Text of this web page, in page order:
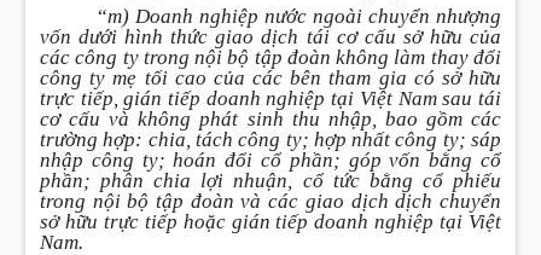
“m) Doanh nghiệp nước ngoài chuyển nhượng
vốn dưới hình thức giao dịch tái cơ cấu sở hữu của
các công ty trong nội bộ tập đoàn không làm thay đổi
công ty mẹ tối cao của các bên tham gia có sở hữu
trực tiếp, gián tiếp doanh nghiệp tại Việt Nam sau tái
cơ cấu và không phát sinh thu nhập, bao gồm các
trường hợp: chia, tách công ty; hợp nhất công ty; sáp
nhập công ty; hoán đổi cổ phần; góp vốn bằng cổ
phần; phân chia lợi nhuận, cổ tức bằng cổ phiếu
trong nội bộ tập đoàn và các giao dịch dịch chuyển
sở hữu trực tiếp hoặc gián tiếp doanh nghiệp tại Việt
Nam.